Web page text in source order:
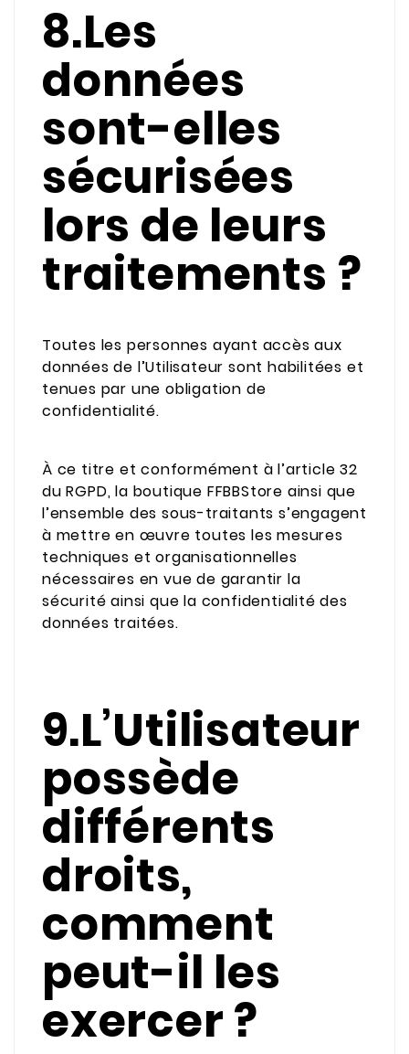
8.Les
données
sont-elles
sécurisées
lors de leurs
traitements ?
Toutes les personnes ayant accès aux
données de l’Utilisateur sont habilitées et
tenues par une obligation de
confidentialité.
À ce titre et conformément à l’article 32
du RGPD, la boutique FFBBStore ainsi que
l’ensemble des sous-traitants s’engagent
à mettre en œuvre toutes les mesures
techniques et organisationnelles
nécessaires en vue de garantir la
sécurité ainsi que la confidentialité des
données traitées.
9.L’Utilisateur
possède
différents
droits,
comment
peut-il les
exercer ?